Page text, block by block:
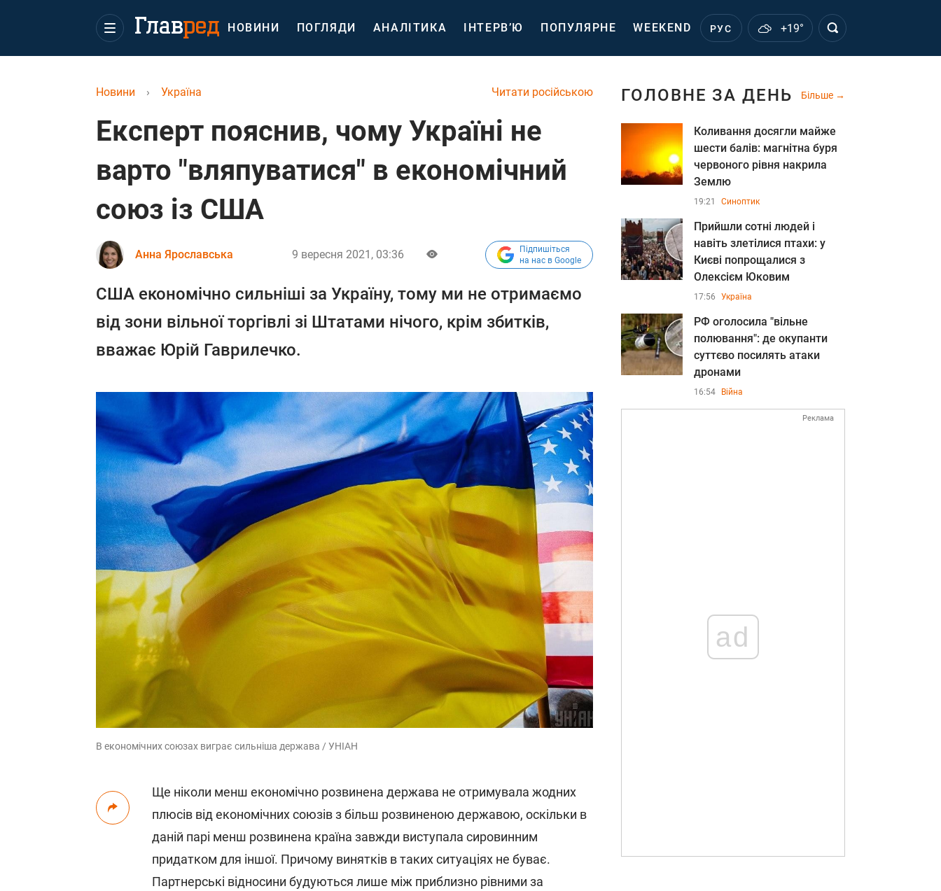
НОВИНИ ПОГЛЯДИ АНАЛІТИКА ІНТЕРВ’Ю ПОПУЛЯРНЕ WEEKEND РУС +19°
Читати російською
Новини › Україна
Експерт пояснив, чому Україні не
варто "вляпуватися" в економічний
союз із США
Анна Ярославська 9 вересня 2021, 03:36
Підпишіться
на нас в Google
США економічно сильніші за Україну, тому ми не отримаємо
від зони вільної торгівлі зі Штатами нічого, крім збитків,
вважає Юрій Гаврилечко.
В економічних союзах виграє сильніша держава / УНІАН
Ще ніколи менш економічно розвинена держава не отримувала жодних
плюсів від економічних союзів з більш розвиненою державою, оскільки в
даній парі менш розвинена країна завжди виступала сировинним
придатком для іншої. Причому винятків в таких ситуаціях не буває.
Партнерські відносини будуються лише між приблизно рівними за
ГОЛОВНЕ ЗА ДЕНЬ Більше
Коливання досягли майже
шести балів: магнітна буря
червоного рівня накрила
Землю
19:21 Синоптик
Прийшли сотні людей і
навіть злетілися птахи: у
Києві попрощалися з
Олексієм Юковим
17:56 Україна
РФ оголосила "вільне
полювання": де окупанти
суттєво посилять атаки
дронами
16:54 Війна
Реклама
ad